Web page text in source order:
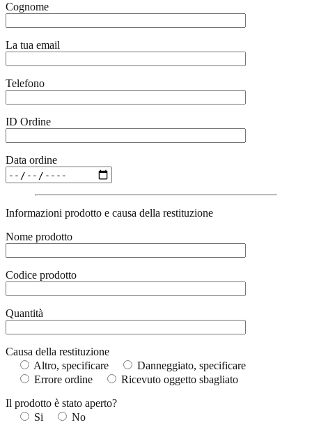
Cognome
La tua email
Telefono
ID Ordine
Data ordine
Informazioni prodotto e causa della restituzione
Nome prodotto
Codice prodotto
Quantità
Causa della restituzione
Altro, specificare
Danneggiato, specificare
Errore ordine
Ricevuto oggetto sbagliato
Il prodotto è stato aperto?
Si
No